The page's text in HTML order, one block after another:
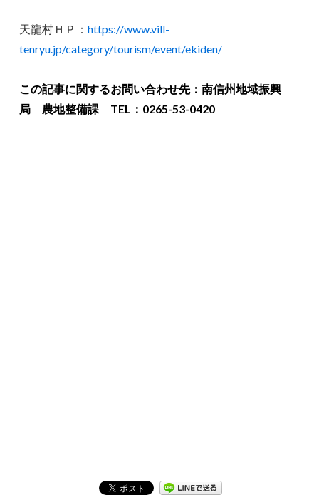
天龍村ＨＰ：https://www.vill-
tenryu.jp/category/tourism/event/ekiden/
この記事に関するお問い合わせ先：南信州地域振興
局 農地整備課 TEL：0265-53-0420